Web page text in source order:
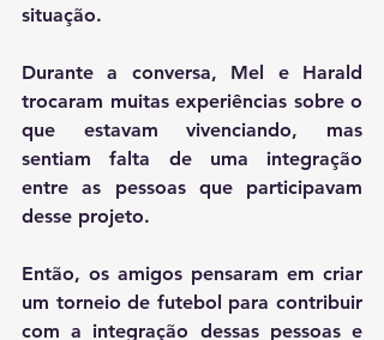
situação.
Durante a conversa, Mel e Harald
trocaram muitas experiências sobre o
que estavam vivenciando, mas
sentiam falta de uma integração
entre as pessoas que participavam
desse projeto.
Então, os amigos pensaram em criar
um torneio de futebol para contribuir
com a integração dessas pessoas e